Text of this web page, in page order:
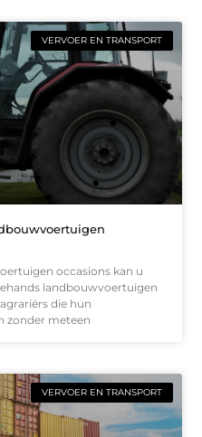
VERVOER EN TRANSPORT
occasions kan u
landbouwvoertuigen
die hun
zonder meteen
VERVOER EN TRANSPORT